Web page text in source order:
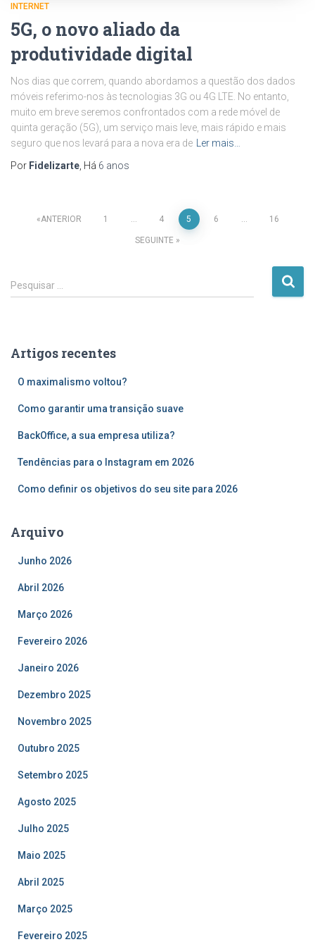
INTERNET
5G, o novo aliado da
produtividade digital
Nos dias que correm, quando abordamos a questão dos dados
móveis referimo-nos às tecnologias 3G ou 4G LTE. No entanto,
muito em breve seremos confrontados com a rede móvel de
quinta geração (5G), um serviço mais leve, mais rápido e mais
seguro que nos levará para a nova era de Ler mais…
Por Fidelizarte , Há 6 anos
Paginação
conteúdos
ANTERIOR 1 4 5 6 16
SEGUINTE
P
e
i
Pesquisar …
Artigos recentes
O maximalismo voltou?
Como garantir uma transição suave
BackOffice, a sua empresa utiliza?
Tendências para o Instagram em 2026
Como definir os objetivos do seu site para 2026
Arquivo
Junho 2026
Abril 2026
Março 2026
Fevereiro 2026
Janeiro 2026
Dezembro 2025
Novembro 2025
Outubro 2025
Setembro 2025
Agosto 2025
Julho 2025
Maio 2025
Abril 2025
Março 2025
Fevereiro 2025